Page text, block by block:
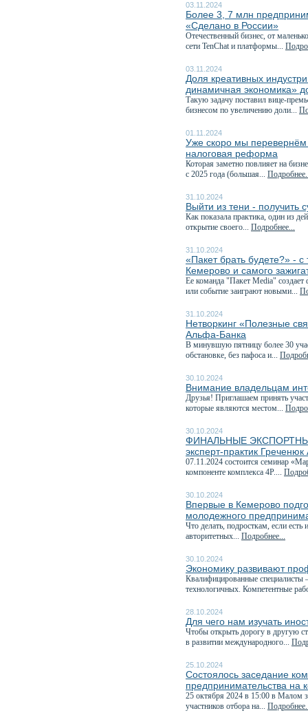
03.11.2024
Более 3, 7 млн
«Сделано в России»
Отечественный бизнес, от
сети TenChat и платформы...
03.11.2024
Доля креативных
динамичная экономика»
Такую задачу поставил вице-
бизнесом по увеличению доли...
01.11.2024
Уже скоро мы перевернём
налоговая реформа
Которая заметно повлияет на
с 2025 года (большая...
31.10.2024
Выйти из тени - получить
Как показала практика, один из
открытие своего... Подробнее...
31.10.2024
«Пакет брать будете?» -
Кемерово и самого
Ее команда "Пакет Media"
или событие заиграют новыми...
31.10.2024
Нетворкинг «Полезные
Альфа-Банка
В минувшую пятницу более 30
обстановке, без пафоса и...
30.10.2024
Внимание владельцам
Друзья! Приглашаем принять
которые являются местом...
30.10.2024
ФИНАЛЬНЫЕ
эксперт-практик Греченюк
07.11.2024 состоится семинар
компоненте комплекса 4P....
30.10.2024
Впервые в Кемерово
молодежного
Что делать, подросткам, если
авторитетных... Подробнее...
30.10.2024
Экономику развивают
Квалифицированные специалисты
технологичных. Компетентные
28.10.2024
Для чего нам изучать
Чтобы открыть дорогу в другую
в развитии международного...
25.10.2024
Состоялось заседание
предпринимательства на
25 октября 2024 в 15:00 в Малом
участников отбора на...